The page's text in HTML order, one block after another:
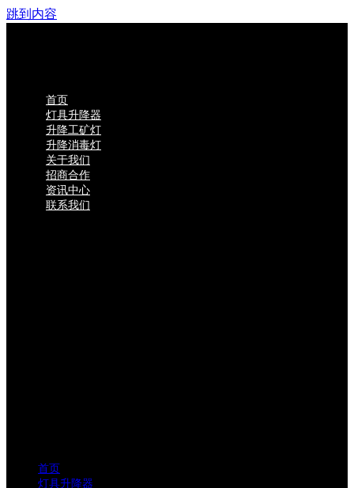
跳到内容
首页
灯具升降器
升降工矿灯
升降消毒灯
关于我们
招商合作
资讯中心
联系我们
首页
灯具升降器